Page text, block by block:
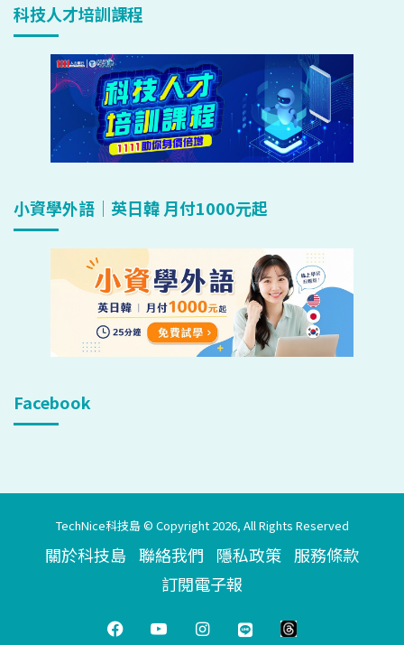
科技人才培訓課程
小資學外語｜英日韓 月付1000元起
Facebook
TechNice科技島 © Copyright 2026, All Rights Reserved
關於科技島 聯絡我們 隱私政策 服務條款
訂閱電子報